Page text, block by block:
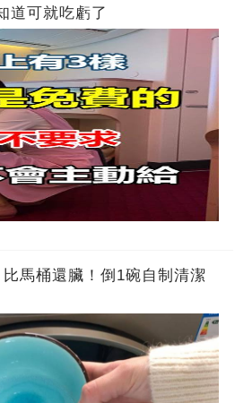
道可就吃虧了
馬桶還臟！倒1碗自制清潔